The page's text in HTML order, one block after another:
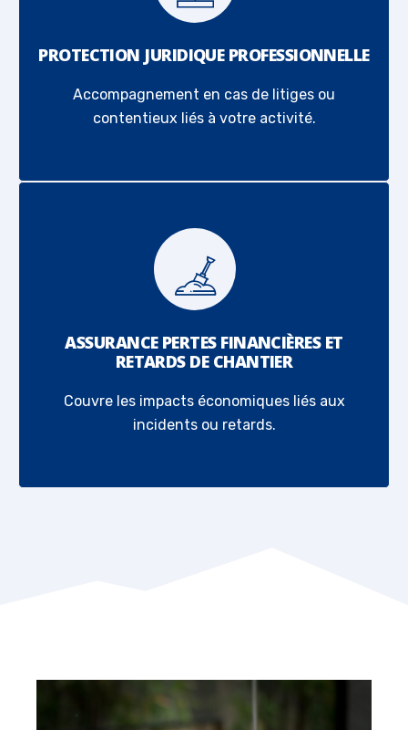
PROTECTION JURIDIQUE PROFESSIONNELLE
Accompagnement en cas de litiges ou
contentieux liés à votre activité.
ASSURANCE PERTES FINANCIÈRES ET
RETARDS DE CHANTIER
Couvre les impacts économiques liés aux
incidents ou retards.